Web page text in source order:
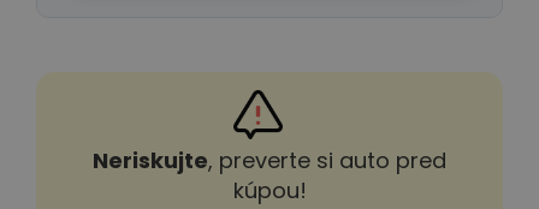
Neriskujte, preverte si auto pred
kúpou!